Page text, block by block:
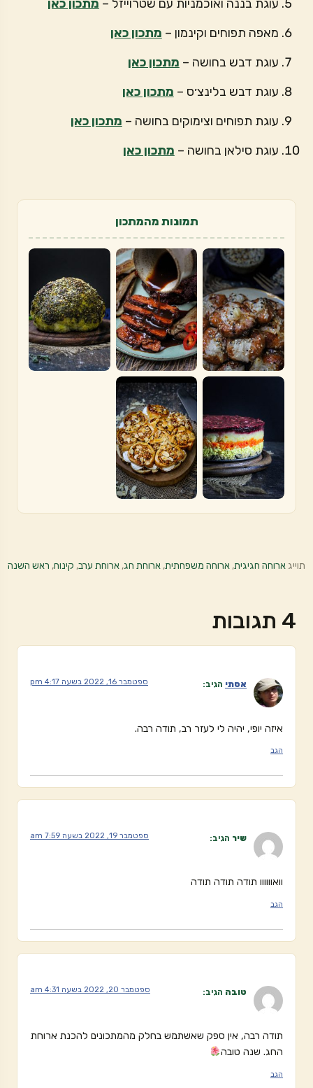
עוגת בננה ואוכמניות עם שטרוייזל – מתכון כאן
מאפה תפוחים וקינמון – מתכון כאן
עוגת דבש בחושה – מתכון כאן
עוגת דבש בלינצ׳ס – מתכון כאן
עוגת תפוחים וצימוקים בחושה – מתכון כאן
עוגת סילאן בחושה – מתכון כאן
תמונות מהמתכון
תוייג ארוחה חגיגית, ארוחה משפחתית, ארוחת חג, ארוחת ערב, קינוח, ראש השנה
4 תגובות
אסתי הגיב: ספטמבר 16, 2022 בשעה 4:17 pm
איזה יופי, יהיה לי לעזר רב, תודה רבה.
הגב
שיר הגיב: ספטמבר 19, 2022 בשעה 7:59 am
וואוווווו תודה תודה תודה
הגב
טובה הגיב: ספטמבר 20, 2022 בשעה 4:31 am
תודה רבה, אין ספק שאשתמש בחלק מהמתכונים להכנת ארוחת
החג. שנה טובה
הגב